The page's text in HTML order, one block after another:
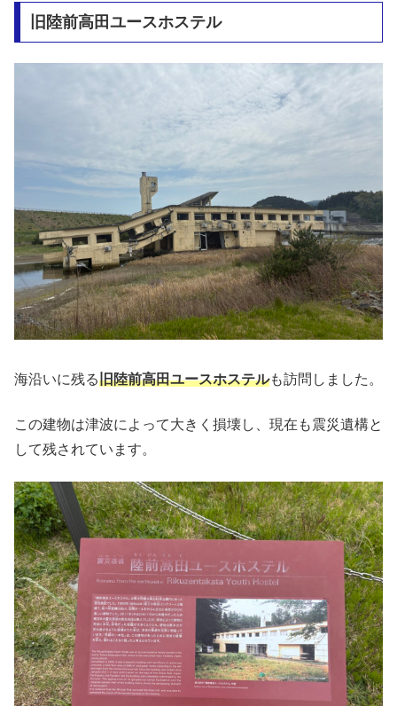
旧陸前高田ユースホステル
海沿いに残る旧陸前高田ユースホステルも訪問しました。
この建物は津波によって大きく損壊し、現在も震災遺構と
して残されています。